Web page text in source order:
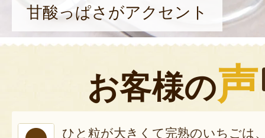
甘酸っぱさがアクセント
お客様の声
ひと粒が大きくて完熟のいちごは